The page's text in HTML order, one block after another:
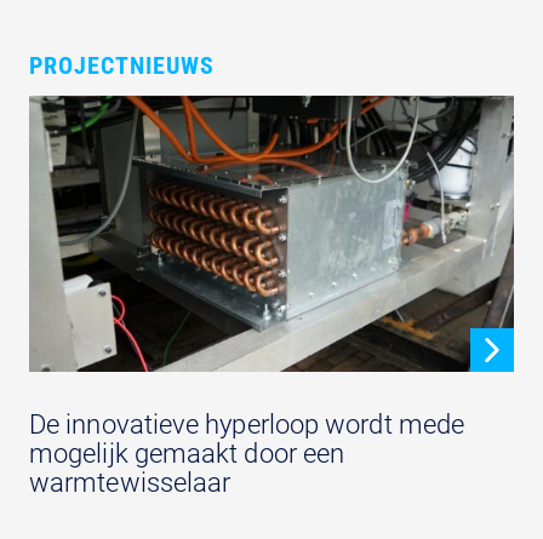
PROJECTNIEUWS
De innovatieve hyperloop wordt mede
mogelijk gemaakt door een
warmtewisselaar